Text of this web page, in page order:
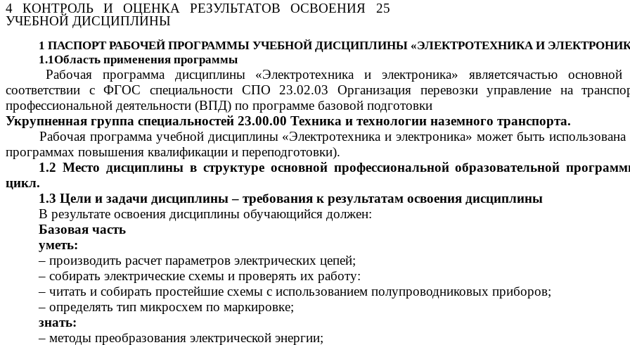
4 КОНТРОЛЬ И ОЦЕНКА РЕЗУЛЬТАТОВ ОСВОЕНИЯ
УЧЕБНОЙ ДИСЦИПЛИНЫ
25
1 ПАСПОРТ РАБОЧЕЙ ПРОГРАММЫ УЧЕБНОЙ ДИСЦИПЛИНЫ «ЭЛЕКТРОТЕХНИКА И
1.1Область применения программы
Рабочая программа дисциплины «Электротехника и электроника» являетсячастью
соответствии с ФГОС специальности СПО 23.02.03 Организация перевозки управление на
профессиональной деятельности (ВПД) по программе базовой подготовки
Укрупненная группа специальностей 23.00.00 Техника и технологии наземного транспорта.
Рабочая программа учебной дисциплины «Электротехника и электроника» может быть использована
программах повышения квалификации и переподготовки).
1.2 Место дисциплины в структуре основной профессиональной образовательной
цикл.
1.3 Цели и задачи дисциплины – требования к результатам освоения дисциплины
В результате освоения дисциплины обучающийся должен:
Базовая часть
уметь:
– производить расчет параметров электрических цепей;
– собирать электрические схемы и проверять их работу:
– читать и собирать простейшие схемы с использованием полупроводниковых приборов;
– определять тип микросхем по маркировке;
знать:
– методы преобразования электрической энергии;